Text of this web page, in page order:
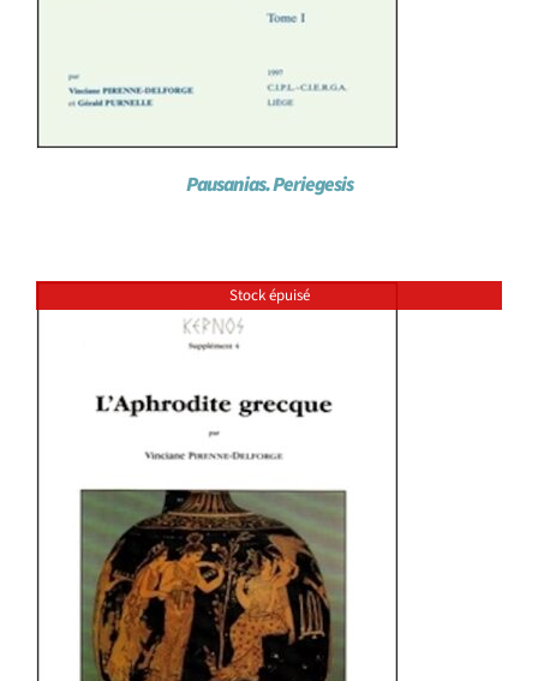
Pausanias. Periegesis
Stock épuisé